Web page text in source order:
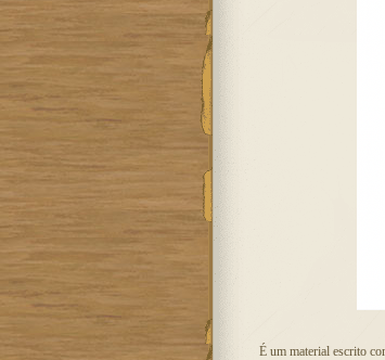
É um material escrito